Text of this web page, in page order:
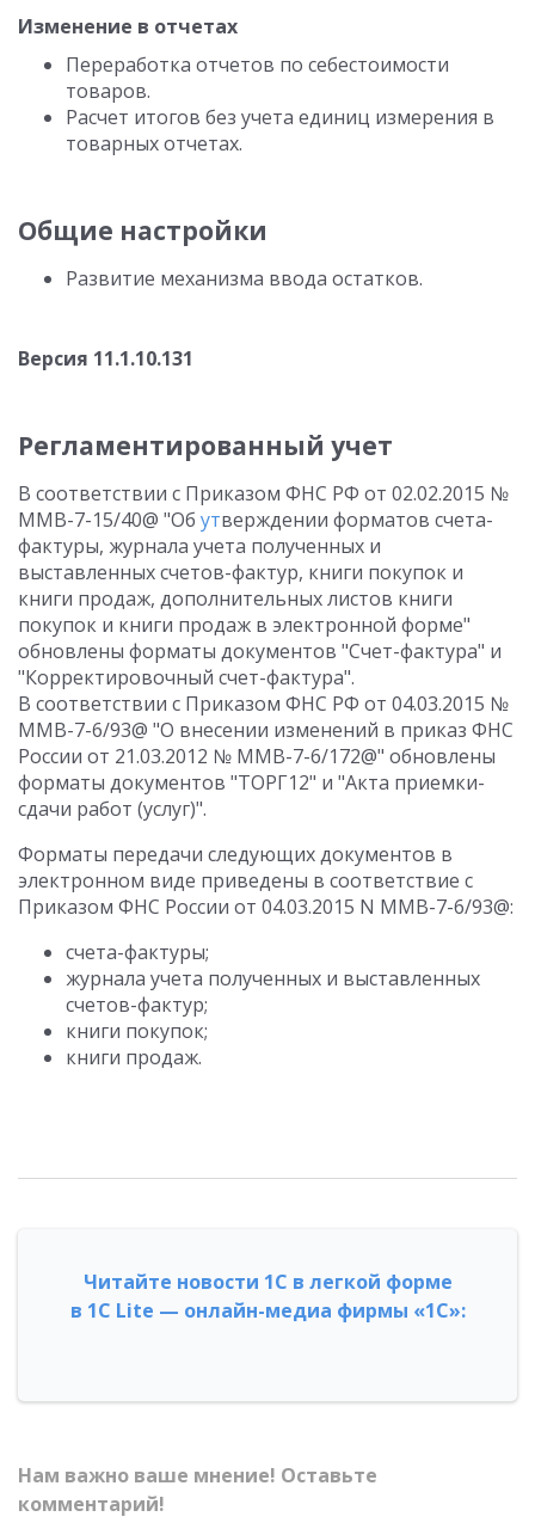
Изменение в отчетах
Переработка отчетов по себестоимости
товаров.
Расчет итогов без учета единиц измерения в
товарных отчетах.
Общие настройки
Развитие механизма ввода остатков.
Версия 11.1.10.131
Регламентированный учет
В соответствии с Приказом ФНС РФ от 02.02.2015 №
ММВ-7-15/40@ "Об утверждении форматов счета-
фактуры, журнала учета полученных и
выставленных счетов-фактур, книги покупок и
книги продаж, дополнительных листов книги
покупок и книги продаж в электронной форме"
обновлены форматы документов "Счет-фактура" и
"Корректировочный счет-фактура".
В соответствии с Приказом ФНС РФ от 04.03.2015 №
ММВ-7-6/93@ "О внесении изменений в приказ ФНС
России от 21.03.2012 № ММВ-7-6/172@" обновлены
форматы документов "ТОРГ12" и "Акта приемки-
сдачи работ (услуг)".
Форматы передачи следующих документов в
электронном виде приведены в соответствие с
Приказом ФНС России от 04.03.2015 N ММВ-7-6/93@:
счета-фактуры;
журнала учета полученных и выставленных
счетов-фактур;
книги покупок;
книги продаж.
Читайте новости 1С в легкой форме
в 1С Lite — онлайн-медиа фирмы «1С»:
Нам важно ваше мнение! Оставьте
комментарий!